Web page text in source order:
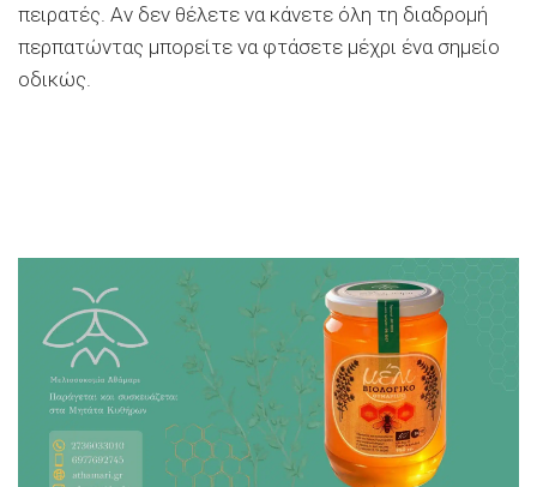
πειρατές. Αν δεν θέλετε να κάνετε όλη τη διαδρομή
περπατώντας μπορείτε να φτάσετε μέχρι ένα σημείο
οδικώς.